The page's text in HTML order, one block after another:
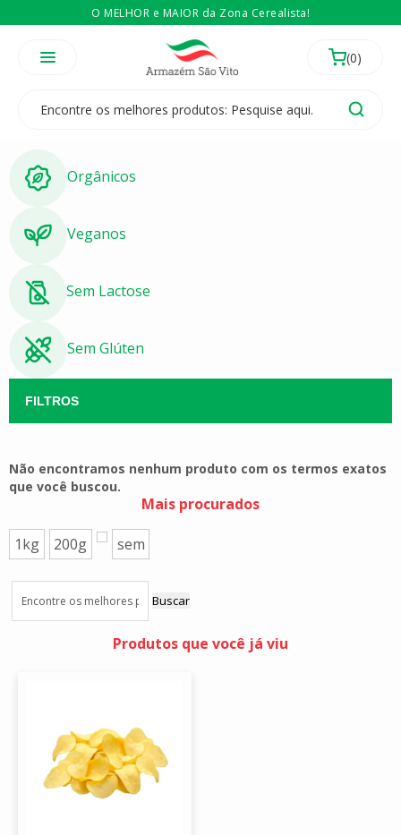
O MELHOR e MAIOR da Zona Cerealista!
Temos 3 lojas físicas na Zona Cerealista de São Paulo!
É revendedor? EntãoCompre no atacado
Orgânicos
Veganos
Sem Lactose
Sem Glúten
Não encontramos nenhum produto com os termos exatos
que você buscou.
Mais procurados
1kg 200g sem
Buscar
Produtos que você já viu